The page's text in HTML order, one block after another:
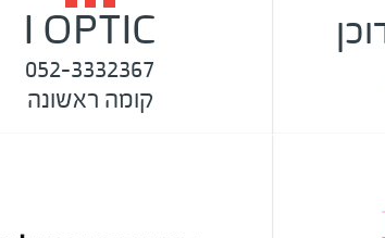
I OPTIC
052-3332367
קומה ראשונה